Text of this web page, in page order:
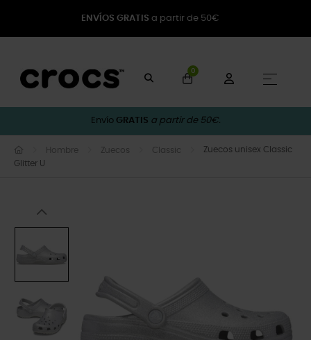
ENVÍOS GRATIS a partir de 50€
0
☰
Envío GRATIS a partir de 50€.
Hombre Zuecos Classic
Zuecos unisex Classic
Glitter U